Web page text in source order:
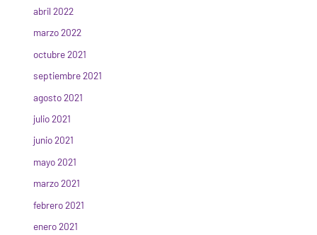
abril 2022
marzo 2022
octubre 2021
septiembre 2021
agosto 2021
julio 2021
junio 2021
mayo 2021
marzo 2021
febrero 2021
enero 2021